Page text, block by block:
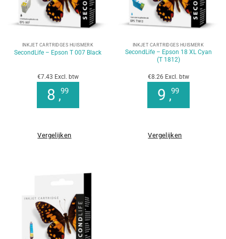
INKJET CARTRIDGES HUISMERK
SecondLife – Epson T 007 Black
€7.43 Excl. btw
8 ,99
Vergelijken
INKJET CARTRIDGES HUISMERK
SecondLife – Epson 18 XL Cyan
(T 1812)
€8.26 Excl. btw
9 ,99
Vergelijken